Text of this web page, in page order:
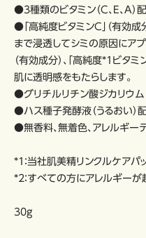
●3種類のビタミン（C、E、A
●「高純度ビタミンC」（有効成
まで浸透してシミの原因にアプ
（有効成分）、「高純度*1ビタミ
肌に透明感をもたらします。
●グリチルリチン酸ジカリウム
●ハス種子発酵液（うるおい）
●無香料、無着色、アレルギー
*1：当社肌美精リンクルケアパ
*2：すべての方にアレルギーが
30g